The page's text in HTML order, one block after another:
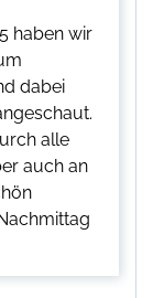
haben wir
dabei
alle
auch an